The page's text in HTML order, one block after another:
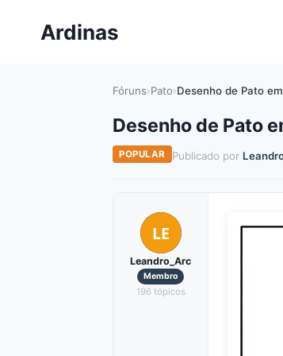
Ardinas
Fóruns›Pato›Desenho de Pato
Desenho de Pato
POPULAR Publicado por
LE
Leandro_Arc
Membro
196 tópicos